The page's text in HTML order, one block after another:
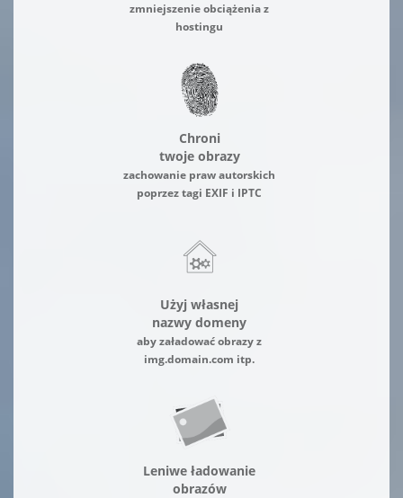
zmniejszenie obciążenia z
hostingu
Chroni
twoje obrazy
zachowanie praw autorskich
poprzez tagi EXIF i IPTC
Użyj własnej
nazwy domeny
aby załadować obrazy z
img.domain.com itp.
Leniwe ładowanie
obrazów